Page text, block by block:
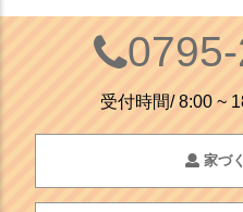
受付時間/ 8:00 ~
家づ